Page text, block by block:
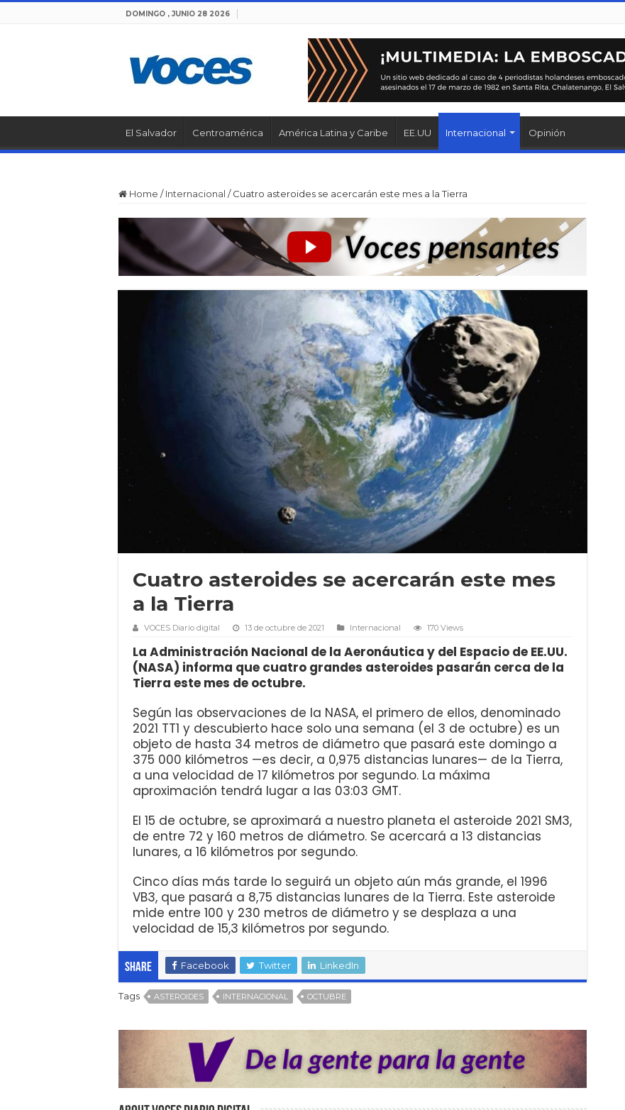
DOMINGO , JUNIO 28 2026
El Salvador Centroamérica América Latina y Caribe EE.UU Internacional Opinión
Home / Internacional / Cuatro asteroides se acercarán este mes a la Tierra
Cuatro asteroides se acercarán este mes
a la Tierra
VOCES Diario digital 13 de octubre de 2021 Internacional 170 Views
La Administración Nacional de la Aeronáutica y del Espacio de EE.UU.
(NASA) informa que cuatro grandes asteroides pasarán cerca de la
Tierra este mes de octubre.
Según las observaciones de la NASA, el primero de ellos, denominado
2021 TT1 y descubierto hace solo una semana (el 3 de octubre) es un
objeto de hasta 34 metros de diámetro que pasará este domingo a
375 000 kilómetros —es decir, a 0,975 distancias lunares— de la Tierra,
a una velocidad de 17 kilómetros por segundo. La máxima
aproximación tendrá lugar a las 03:03 GMT.
El 15 de octubre, se aproximará a nuestro planeta el asteroide 2021 SM3,
de entre 72 y 160 metros de diámetro. Se acercará a 13 distancias
lunares, a 16 kilómetros por segundo.
Cinco días más tarde lo seguirá un objeto aún más grande, el 1996
VB3, que pasará a 8,75 distancias lunares de la Tierra. Este asteroide
mide entre 100 y 230 metros de diámetro y se desplaza a una
velocidad de 15,3 kilómetros por segundo.
Share Facebook Twitter LinkedIn
Tags ASTEROIDES INTERNACIONAL OCTUBRE